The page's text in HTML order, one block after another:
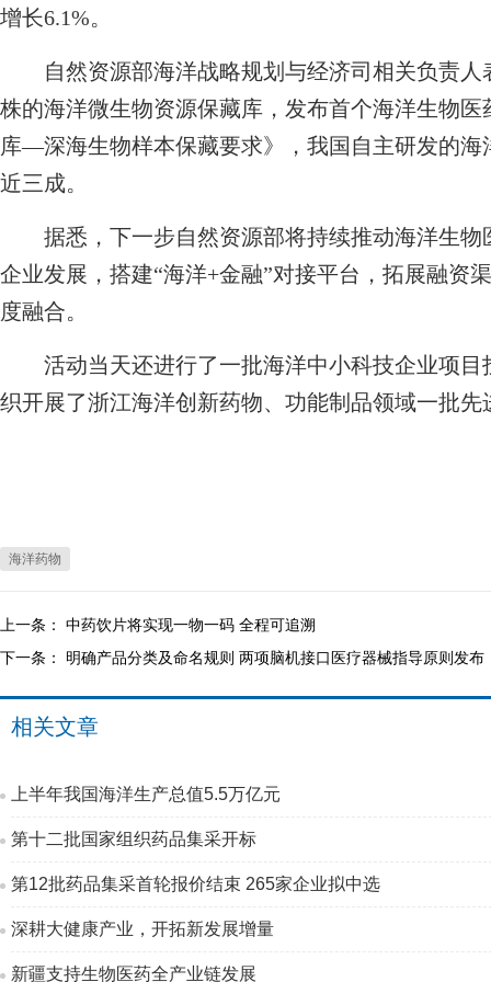
增长6.1%。
自然资源部海洋战略规划与经济司相关负责人
株的海洋微生物资源保藏库，发布首个海洋生物
库—深海生物样本保藏要求》，我国自主研发的
近三成。
据悉，下一步自然资源部将持续推动海洋生物
企业发展，搭建“海洋+金融”对接平台，拓展融资
度融合。
活动当天还进行了一批海洋中小科技企业项目
织开展了浙江海洋创新药物、功能制品领域一批
海洋药物
上一条： 中药饮片将实现一物一码 全程可追溯
下一条： 明确产品分类及命名规则 两项脑机接口医疗器械指导原则发布
相关文章
上半年我国海洋生产总值5.5万亿元
第十二批国家组织药品集采开标
第12批药品集采首轮报价结束 265家企业拟中选
深耕大健康产业，开拓新发展增量
新疆支持生物医药全产业链发展